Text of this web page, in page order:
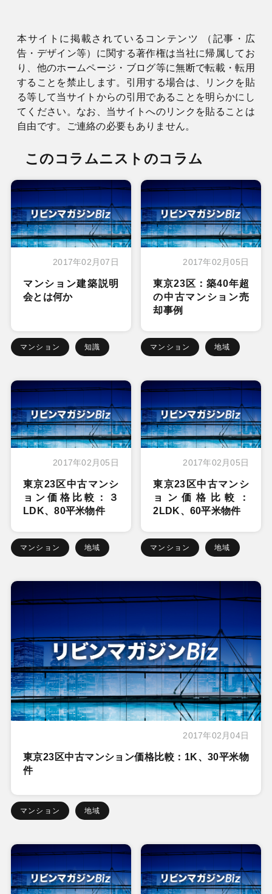
本サイトに掲載されているコンテンツ （記事・広
告・デザイン等）に関する著作権は当社に帰属してお
り、他のホームページ・ブログ等に無断で転載・転用
することを禁止します。引用する場合は、リンクを貼
る等して当サイトからの引用であることを明らかにし
てください。なお、当サイトへのリンクを貼ることは
自由です。ご連絡の必要もありません。
このコラムニストのコラム
2017年02月07日
マンション建築説明
会とは何か
マンション 知識
2017年02月05日
東京23区：築40年超
の中古マンション売
却事例
マンション 地域
2017年02月05日
東京23区中古マンシ
ョン価格比較：３
LDK、80平米物件
マンション 地域
2017年02月05日
東京23区中古マンシ
ョン価格比較：
2LDK、60平米物件
マンション 地域
2017年02月04日
東京23区中古マンション価格比較：1K、30平米物
件
マンション 地域